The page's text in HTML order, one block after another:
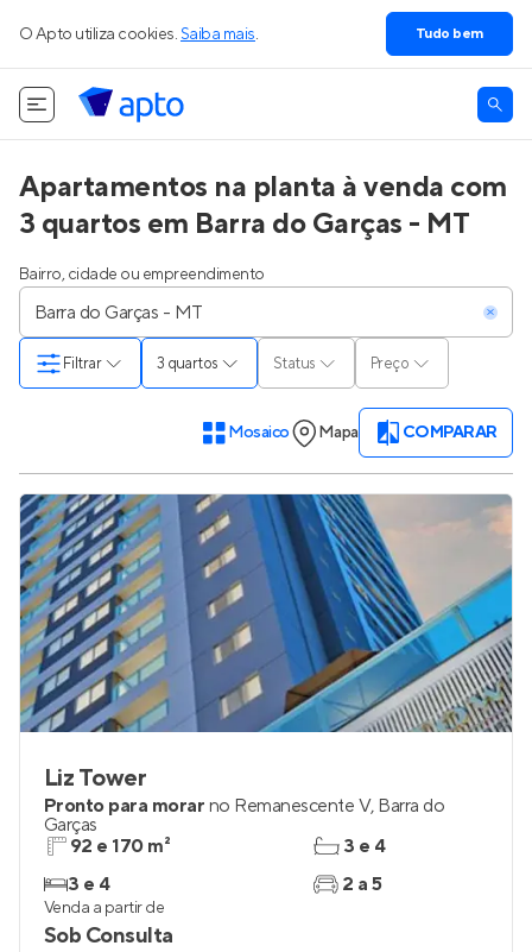
O Apto utiliza cookies. Saiba mais. Tudo bem
Apartamentos na planta à venda com
3 quartos em Barra do Garças - MT
Bairro, cidade ou empreendimento
3 quartos Status Preço
Filtrar
Mosaico Mapa COMPARAR
Liz Tower
Pronto para morar no Remanescente V, Barra do
Garças
92 e 170 m²
3 e 4
3 e 4
2 a 5
Venda a partir de
Sob Consulta